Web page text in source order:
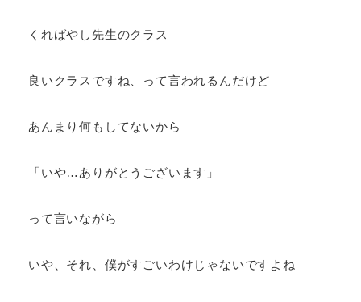
くればやし先生のクラス
良いクラスですね、って言われるんだけど
あんまり何もしてないから
「いや…ありがとうございます」
って言いながら
いや、それ、僕がすごいわけじゃないですよね